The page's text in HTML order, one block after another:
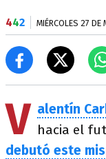
442 MIÉRCOLES 27 DE
V alentín
hacia el
debutó este